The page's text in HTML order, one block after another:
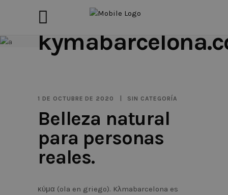
1 DE OCTUBRE DE 2020 SIN CATEGORÍA
Belleza natural
para personas
reales.
κύμα (ola en griego). Kλmabarcelona es